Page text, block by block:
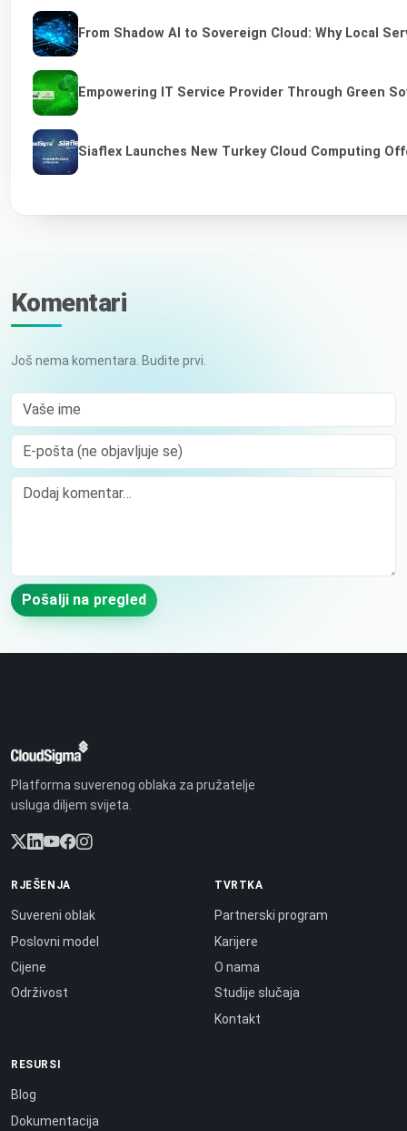
From Shadow AI to Sovereign Cloud: Why Local
Empowering IT Service Provider Through Green
Siaflex Launches New Turkey Cloud Computing
Komentari
Još nema komentara. Budite prvi.
Vaše ime
E-pošta (ne objavljuje se)
Comment
Pošalji na pregled
Platforma suverenog oblaka za pružatelje
usluga diljem svijeta.
RJEŠENJA
Suvereni oblak
Poslovni model
Cijene
Održivost
TVRTKA
Partnerski program
Karijere
O nama
Studije slučaja
Kontakt
RESURSI
Blog
Dokumentacija